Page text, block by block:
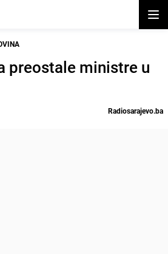
preostale ministre u
Radiosarajevo.ba